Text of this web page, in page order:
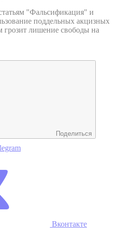
"Фальсификация" и
поддельных акцизных
грозит лишение свободы на
Поделиться
Вконтакте